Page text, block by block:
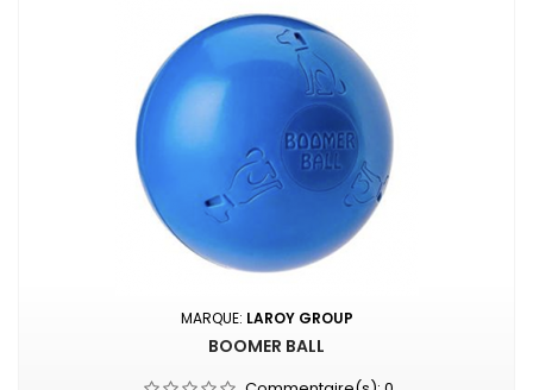
MARQUE: LAROY GROUP
BOOMER BALL